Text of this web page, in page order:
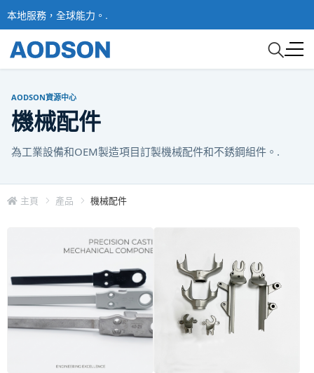
本地服務，全球能力。.
AODSON資源中心
機械配件
為工業設備和OEM製造項目訂製機械配件和不銹鋼組件。.
主頁 產品 機械配件